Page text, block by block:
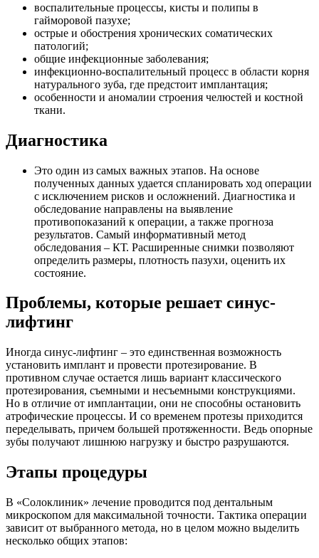
воспалительные процессы, кисты и полипы в
гайморовой пазухе;
острые и обострения хронических соматических
патологий;
общие инфекционные заболевания;
инфекционно-воспалительный процесс в области корня
натурального зуба, где предстоит имплантация;
особенности и аномалии строения челюстей и костной
ткани.
Диагностика
Это один из самых важных этапов. На основе
полученных данных удается спланировать ход операции
с исключением рисков и осложнений. Диагностика и
обследование направлены на выявление
противопоказаний к операции, а также прогноза
результатов. Самый информативный метод
обследования – КТ. Расширенные снимки позволяют
определить размеры, плотность пазухи, оценить их
состояние.
Проблемы, которые решает синус-
лифтинг
Иногда синус-лифтинг – это единственная возможность
установить имплант и провести протезирование. В
противном случае остается лишь вариант классического
протезирования, съемными и несъемными конструкциями.
Но в отличие от имплантации, они не способны остановить
атрофические процессы. И со временем протезы приходится
переделывать, причем большей протяженности. Ведь опорные
зубы получают лишнюю нагрузку и быстро разрушаются.
Этапы процедуры
В «Солоклиник» лечение проводится под дентальным
микроскопом для максимальной точности. Тактика операции
зависит от выбранного метода, но в целом можно выделить
несколько общих этапов: